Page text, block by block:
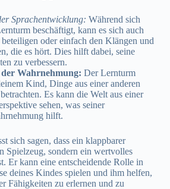
Sprachentwicklung: Während sich
beschäftigt, kann es sich auch
beteiligen oder einfach den Klängen und
die es hört. Dies hilft dabei, seine
zu verbessern.
Wahrnehmung: Der Lernturm
Kind, Dinge aus einer anderen
Es kann die Welt aus einer
sehen, was seiner
hilft.
sich sagen, dass ein klappbarer
Spielzeug, sondern ein wertvolles
Er kann eine entscheidende Rolle in
deines Kindes spielen und ihm helfen,
Fähigkeiten zu erlernen und zu